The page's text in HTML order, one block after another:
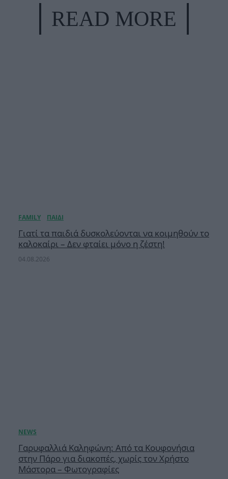
READ MORE
Γιατί τα παιδιά δυσκολεύονται να κοιμηθούν το
καλοκαίρι – Δεν φταίει μόνο η ζέστη!
04.08.2026
Γαρυφαλλιά Καληφώνη: Από τα Κουφονήσια
στην Πάρο για διακοπές, χωρίς τον Χρήστο
Μάστορα – Φωτογραφίες